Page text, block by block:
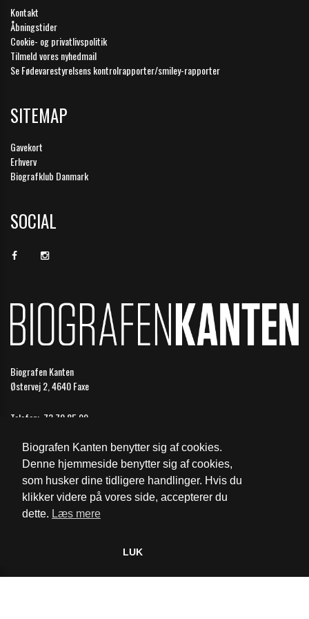
Biografen Kanten benytter sig af cookies.
Denne hjemmeside benytter sig af cookies,
som husker dine tidligere handlinger. Hvis du
klikker videre på vores side, accepterer du
dette. Læs mere
LUK
Kontakt
Åbningstider
Cookie- og privatlivspolitik
Tilmeld vores nyhedmail
Se Fødevarestyrelsens kontrolrapporter/smiley-rapporter
SITEMAP
Gavekort
Erhverv
Biografklub Danmark
SOCIAL
Biografen Kanten
Østervej 2, 4640 Faxe
Telefon: 73 70 85 99
Åbningstider
Cookie- og privatlivspolitik